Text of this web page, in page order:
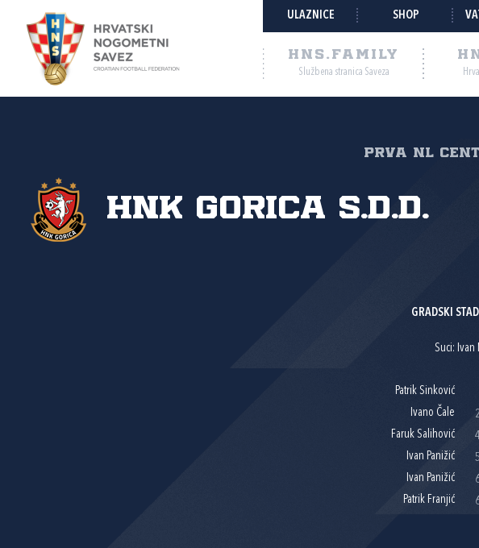
ULAZNICE SHOP
HNS.FAMILY
Službena stranica Saveza
PRVA NL
HNK Gorica s.d.d.
GRADSKI
Suci: Ivan
Patrik Sinković
Ivano Čale
Faruk Salihović
Ivan Panižić
Ivan Panižić
Patrik Franjić